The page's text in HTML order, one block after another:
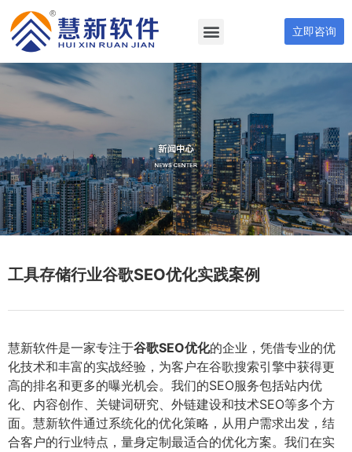
立即咨询
工具存储行业谷歌SEO优化实践案例
慧新软件是一家专注于谷歌SEO优化的企业，凭借专业的优
化技术和丰富的实战经验，为客户在谷歌搜索引擎中获得更
高的排名和更多的曝光机会。我们的SEO服务包括站内优
化、内容创作、关键词研究、外链建设和技术SEO等多个方
面。慧新软件通过系统化的优化策略，从用户需求出发，结
合客户的行业特点，量身定制最适合的优化方案。我们在实